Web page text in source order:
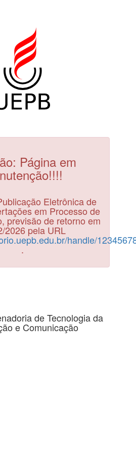
Página em
Eletrônica de
em Processo de
previsão de retorno em
2026 pela URL
handle/
.
de Tecnologia da
e Comunicação